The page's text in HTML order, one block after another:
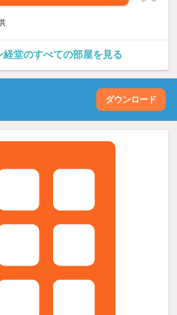
堂のすべての部屋を見る
ダウンロード